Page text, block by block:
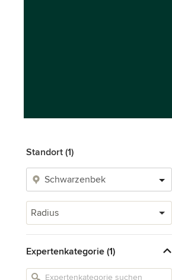
Standort (1)
Radius
Expertenkategorie (1)